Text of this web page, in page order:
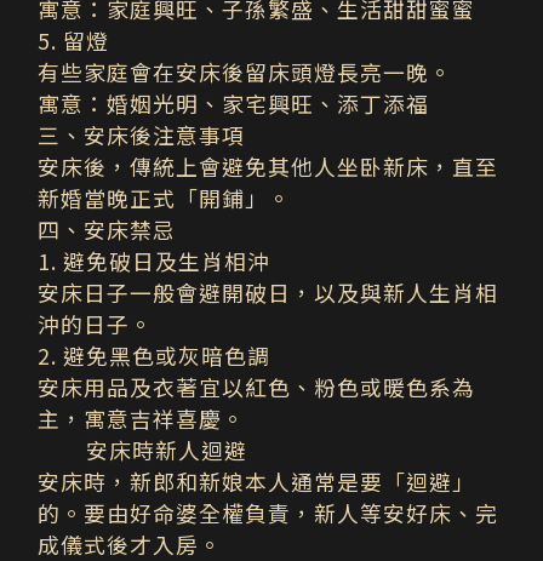
寓意： 家庭興旺、子孫繁盛、生活甜甜蜜蜜
5. 留燈
有些家庭會在安床後留床頭燈長亮一晚。
寓意：婚姻光明、家宅興旺、添丁添福
三、安床後注意事項
安床後，傳統上會避免其他人坐卧新床，直至
新婚當晚正式「開鋪」。
四、安床禁忌
1. 避免破日及生肖相沖
安床日子一般會避開破日，以及與新人生肖相
沖的日子。
2. 避免黑色或灰暗色調
安床用品及衣著宜以紅色、粉色或暖色系為
主，寓意吉祥喜慶。
安床時新人迴避
安床時，新郎和新娘本人通常是要「迴避」
的。要由好命婆全權負責，新人等安好床、完
成儀式後才入房。